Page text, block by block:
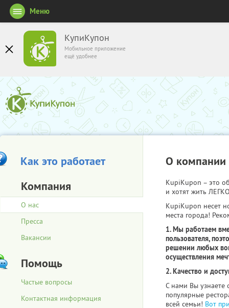
КупиКупон
Мобильное приложение
ещё удобнее
Меню
Как это работает
Компания
О нас
Пресса
Вакансии
Помощь
Частые вопросы
Контактная информация
О компании
KupiKupon – это
и хотят жить
KupiKupon несет
места города!
1. Мы работаем
пользователя,
решении любых
осуществления
2. Качество и
С нами Вы узнаете
популярные
всей семьи! Вот